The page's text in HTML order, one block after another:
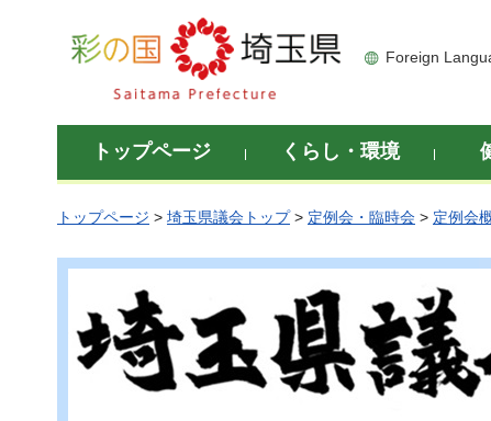
彩の国 埼玉県
Foreign
トップページ くらし・環境
トップページ > 埼玉県議会トップ> 定例会・臨時会 > 定例会